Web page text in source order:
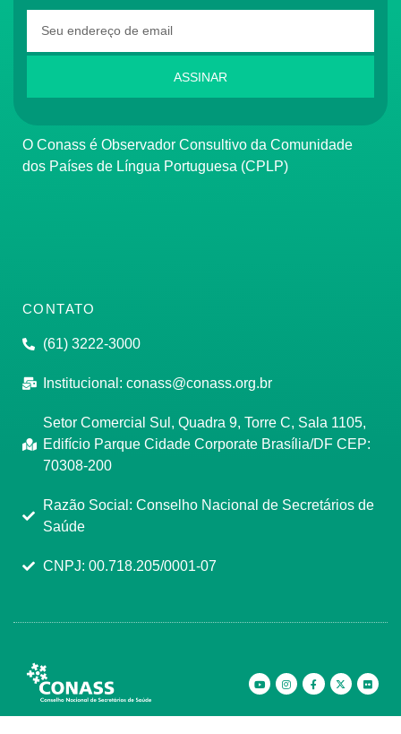
ASSINAR
O Conass é Observador Consultivo da Comunidade
dos Países de Língua Portuguesa (CPLP)
CONTATO
(61) 3222-3000
Institucional: conass@conass.org.br
Setor Comercial Sul, Quadra 9, Torre C, Sala 1105,
Edifício Parque Cidade Corporate Brasília/DF CEP:
70308-200
Razão Social: Conselho Nacional de Secretários de
Saúde
CNPJ: 00.718.205/0001-07